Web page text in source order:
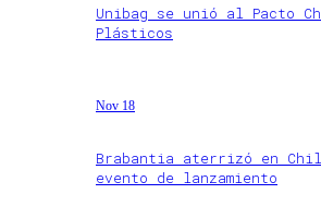
Unibag se unió al Pacto
Plásticos
Nov 18
Brabantia aterrizó en
evento de lanzamiento